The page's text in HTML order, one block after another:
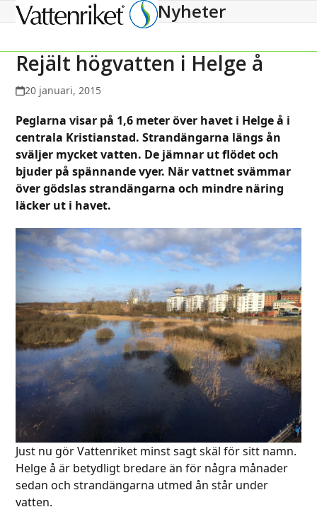
Open
menu
Close
menu
Nyheter
Rejält högvatten i Helge å
20 januari, 2015
Peglarna visar på 1,6 meter över havet i Helge å i
centrala Kristianstad. Strandängarna längs ån
sväljer mycket vatten. De jämnar ut flödet och
bjuder på spännande vyer. När vattnet svämmar
över gödslas strandängarna och mindre näring
läcker ut i havet.
Just nu gör Vattenriket minst sagt skäl för sitt namn.
Helge å är betydligt bredare än för några månader
sedan och strandängarna utmed ån står under
vatten.